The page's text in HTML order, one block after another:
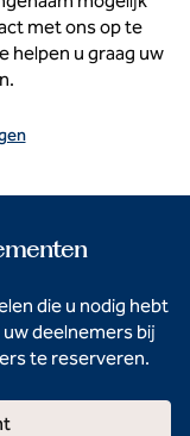
met ons op te
helpen u graag uw
die u nodig hebt
deelnemers bij
te reserveren.